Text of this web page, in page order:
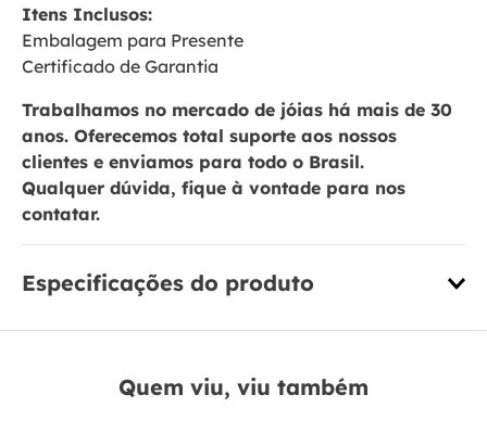
Itens Inclusos:
Embalagem para Presente
Certificado de Garantia
Trabalhamos no mercado de jóias há mais de 30
anos. Oferecemos total suporte aos nossos
clientes e enviamos para todo o Brasil.
Qualquer dúvida, fique à vontade para nos
contatar.
Especificações do produto
Quem viu, viu também